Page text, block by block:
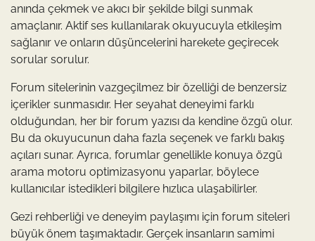
anında çekmek ve akıcı bir şekilde bilgi sunmak
amaçlanır. Aktif ses kullanılarak okuyucuyla etkileşim
sağlanır ve onların düşüncelerini harekete geçirecek
sorular sorulur.
Forum sitelerinin vazgeçilmez bir özelliği de benzersiz
içerikler sunmasıdır. Her seyahat deneyimi farklı
olduğundan, her bir forum yazısı da kendine özgü olur.
Bu da okuyucunun daha fazla seçenek ve farklı bakış
açıları sunar. Ayrıca, forumlar genellikle konuya özgü
arama motoru optimizasyonu yaparlar, böylece
kullanıcılar istedikleri bilgilere hızlıca ulaşabilirler.
Gezi rehberliği ve deneyim paylaşımı için forum siteleri
büyük önem taşımaktadır. Gerçek insanların samimi